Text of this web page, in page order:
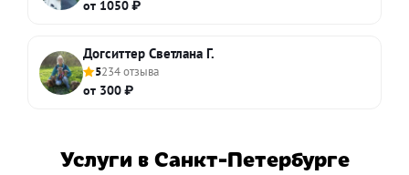
от 1050 ₽
Догситтер Светлана Г.
5234 отзыва
от 300 ₽
Услуги в Санкт-Петербурге